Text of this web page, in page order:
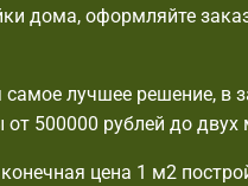
дома, оформляйте
лучшее решение, в
500000 рублей до двух
цена 1 м2